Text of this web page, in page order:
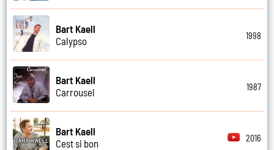
Bart Kaell
Calypso
1998
Bart Kaell
Carrousel
1987
Bart Kaell
Cest si bon
2016